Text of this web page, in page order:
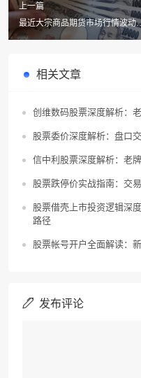
上一篇
最近大宗商品期货市场行情波动
吗？主要影响因素有哪些？
相关文章
创维数码股票深度解析：
股票委价深度解析：盘口
信中利股票深度解析：老
股票跌停价实战指南：交
股票借壳上市投资逻辑深
路径
股票帐号开户全面解读：
发布评论